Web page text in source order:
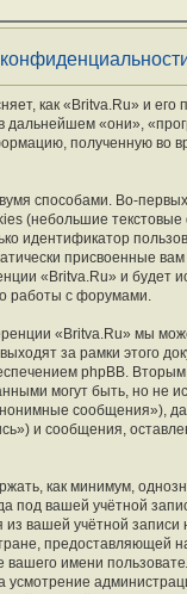
как «Britva.Ru» и
дальнейшем «они»,
полученную во
способами. Во-
(небольшие
идентификатор
присвоенные
«Britva.Ru» и будет
работы с форумами.
«Britva.Ru» мы
за рамки этого
phpBB.
могут быть, но не
сообщения»),
и сообщения,
как минимум,
под вашей учётной
вашей учётной
предоставляющей
имени
усмотрение